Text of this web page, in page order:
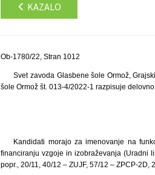
KAZALO
Ob-1780/22, Stran 1012
Svet zavoda Glasbene šole Ormož,
šole Ormož št. 013-4/2022-1 razpisuje
Kandidati morajo za imenovanje na
financiranju vzgoje in izobraževanja (Uradni
popr., 20/11, 40/12 – ZUJF, 57/12 – ZPCP-